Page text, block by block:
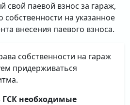
свой паевой взнос за гараж,
собственности на указанное
внесения паевого взноса.
собственности на гараж
придерживаться
ГСК необходимые